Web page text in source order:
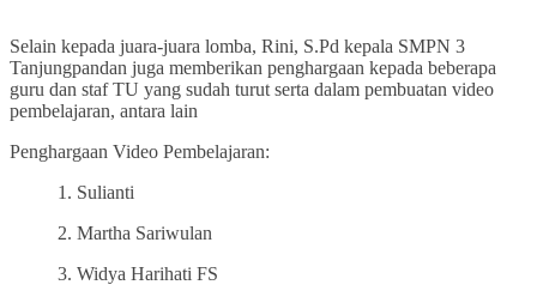
Selain kepada juara-juara lomba, Rini, S.Pd kepala SMPN 3
Tanjungpandan juga memberikan penghargaan kepada beberapa
guru dan staf TU yang sudah turut serta dalam pembuatan video
pembelajaran, antara lain
Penghargaan Video Pembelajaran:
1. Sulianti
2. Martha Sariwulan
3. Widya Harihati FS